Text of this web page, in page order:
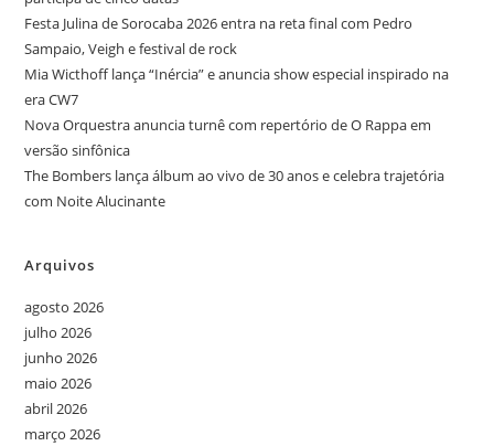
Festa Julina de Sorocaba 2026 entra na reta final com Pedro
Sampaio, Veigh e festival de rock
Mia Wicthoff lança “Inércia” e anuncia show especial inspirado na
era CW7
Nova Orquestra anuncia turnê com repertório de O Rappa em
versão sinfônica
The Bombers lança álbum ao vivo de 30 anos e celebra trajetória
com Noite Alucinante
Arquivos
agosto 2026
julho 2026
junho 2026
maio 2026
abril 2026
março 2026